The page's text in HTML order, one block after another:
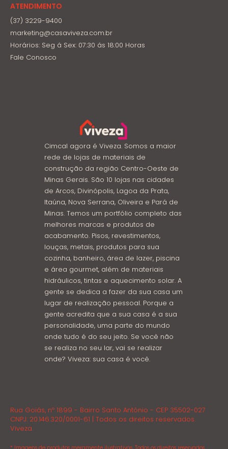
ATENDIMENTO
(37) 3229-9400
marketing@casaviveza.com.br
Horários: Seg á Sex: 07:30 ás 18:00 Horas
Fale Conosco
Cimcal agora é Viveza. Somos a maior
rede de lojas de materiais de
construção da região Centro-Oeste de
Minas Gerais. São 10 lojas nas cidades
de Arcos, Divinópolis, Lagoa da Prata,
Itaúna, Nova Serrana, Oliveira e Pará de
Minas. Temos um portfólio completo das
melhores marcas e produtos de
acabamento. Pisos, revestimentos,
louças, metais, produtos para sua
cozinha, banheiro, área de lazer, piscina
e área gourmet, além de materiais
hidráulicos, tintas e aquecimento solar. A
gente se dedica a fazer da sua casa um
lugar de realização pessoal. Porque a
gente acredita que a sua casa é a sua
personalidade, uma parte do mundo
onde tudo é do seu jeito. Se você não
se realiza no seu lar, vai se realizar
onde? Viveza: sua casa é você.
Rua Goiás, nº 1899 - Bairro Santo Antônio - CEP 35502-027
CNPJ: 20.146.320/0001-61 | Todos os direitos reservados.
Viveza.